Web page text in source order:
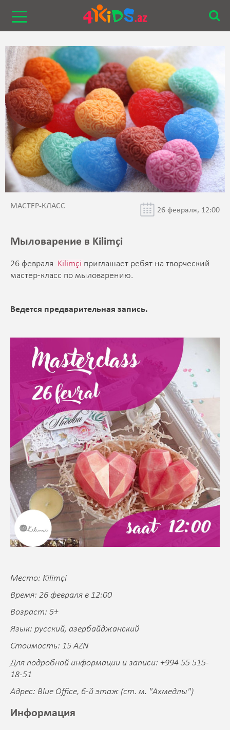
МАСТЕР-КЛАСС 26 февраля, 12:00
Мыловарение в Kilimçi
26 февраля Kilimçi приглашает ребят на творческий
мастер-класс по мыловарению.
Ведется предварительная запись.
Место: Kilimçi
Время: 26 февраля в 12:00
Возраст: 5+
Язык: русский, азербайджанский
Стоимость: 15 AZN
Для подробной информации и записи: +994 55 515-
18-51
Адрес: Blue Office, 6-й этаж (ст. м. "Ахмедлы")
Информация